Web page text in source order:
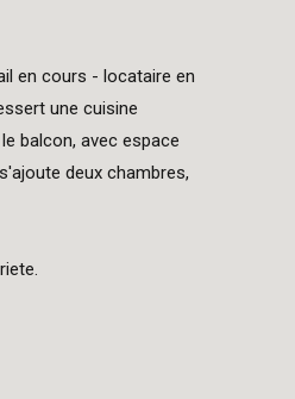
en cours - locataire en
une cuisine
balcon, avec espace
deux chambres,